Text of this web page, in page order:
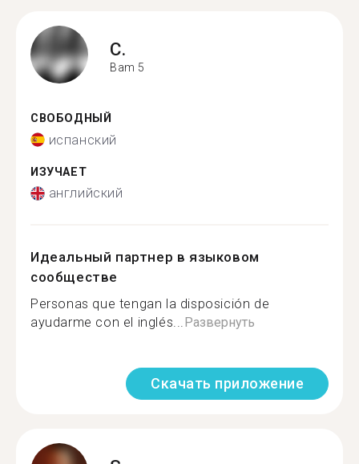
C.
Bam 5
СВОБОДНЫЙ
испанский
ИЗУЧАЕТ
английский
Идеальный партнер в языковом
сообществе
Personas que tengan la disposición de
ayudarme con el inglés...Развернуть
Скачать приложение